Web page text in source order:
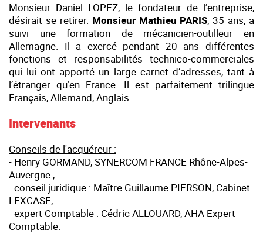
Monsieur Daniel LOPEZ, le fondateur de l’entreprise,
désirait se retirer. Monsieur Mathieu PARIS, 35 ans, a
suivi une formation de mécanicien-outilleur en
Allemagne. Il a exercé pendant 20 ans différentes
fonctions et responsabilités technico-commerciales
qui lui ont apporté un large carnet d’adresses, tant à
l’étranger qu’en France. Il est parfaitement trilingue
Français, Allemand, Anglais.
Intervenants
Conseils de l'acquéreur :
- Henry GORMAND, SYNERCOM FRANCE Rhône-Alpes-
Auvergne ,
- conseil juridique : Maître Guillaume PIERSON, Cabinet
LEXCASE,
- expert Comptable : Cédric ALLOUARD, AHA Expert
Comptable.